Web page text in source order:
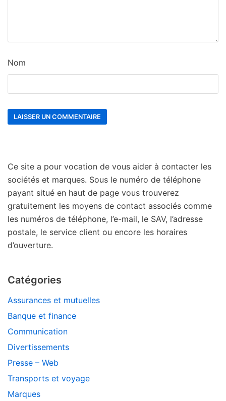
Nom
Ce site a pour vocation de vous aider à contacter les
sociétés et marques. Sous le numéro de téléphone
payant situé en haut de page vous trouverez
gratuitement les moyens de contact associés comme
les numéros de téléphone, l’e-mail, le SAV, l’adresse
postale, le service client ou encore les horaires
d’ouverture.
Catégories
Assurances et mutuelles
Banque et finance
Communication
Divertissements
Presse – Web
Transports et voyage
Marques